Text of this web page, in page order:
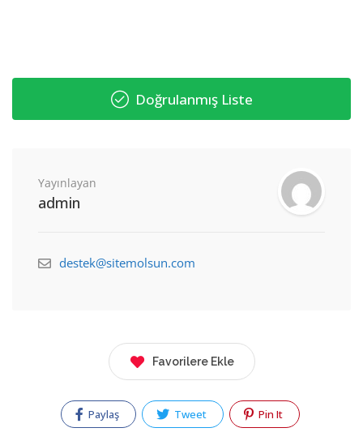
Doğrulanmış Liste
Yayınlayan
admin
destek@sitemolsun.com
Favorilere Ekle
Paylaş Tweet Pin It